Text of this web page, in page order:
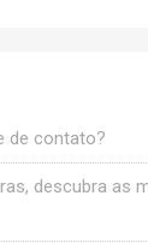
de contato?
descubra as